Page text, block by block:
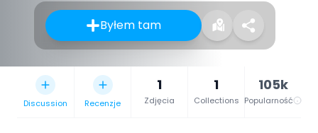
Byłem tam
Discussion Recenzje
1
Zdjęcia
1
Collections
105k
Popularność